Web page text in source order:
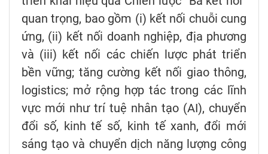
quan trọng, bao gồm (i) kết nối chuỗi cung
ứng, (ii) kết nối doanh nghiệp, địa phương
và (iii) kết nối các chiến lược phát triển
bền vững; tăng cường kết nối giao thông,
logistics; mở rộng hợp tác trong các lĩnh
vực mới như trí tuệ nhân tạo (AI), chuyển
đổi số, kinh tế số, kinh tế xanh, đổi mới
sáng tạo và chuyển dịch năng lượng công